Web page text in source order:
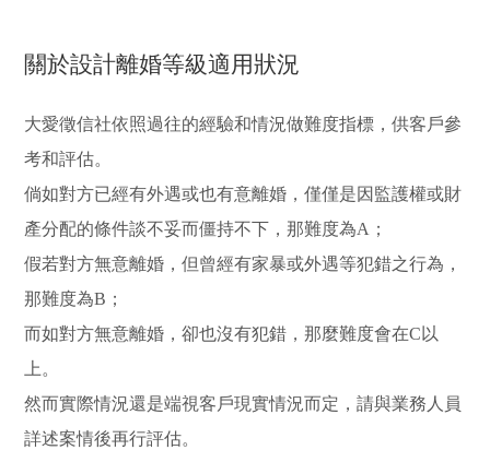
關於設計離婚等級適用狀況
大愛徵信社依照過往的經驗和情況做難度指標，供客戶參
考和評估。
倘如對方已經有外遇或也有意離婚，僅僅是因監護權或財
產分配的條件談不妥而僵持不下，那難度為A；
假若對方無意離婚，但曾經有家暴或外遇等犯錯之行為，
那難度為B；
而如對方無意離婚，卻也沒有犯錯，那麼難度會在C以
上。
然而實際情況還是端視客戶現實情況而定，請與業務人員
詳述案情後再行評估。